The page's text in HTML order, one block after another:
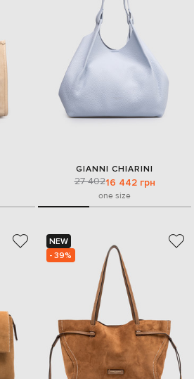
GIANNI CHIARINI
27 40216 442 грн
one size
NEW
- 39%